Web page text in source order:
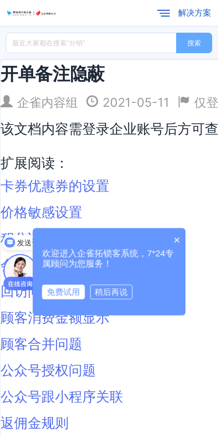
解决方案
搜索
开单备注隐蔽
企雀内容组 2021-05-11 仅
该文档内容需登录企业账号后方可
扩展阅读：
卡券优惠券的设置
价格敏感设置
积分说明
会员管理
回访问题
顾客消费金额显示
顾客合并问题
公众号授权问题
公众号跟小程序关联
返佣金规则
发送资料 ×
欢迎进入企雀拓锁客系统，7*24专
属顾问为您服务！
免费试用 稍后再说